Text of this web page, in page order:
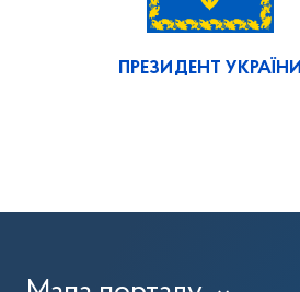
ПРЕЗИДЕНТ УКРАЇНИ